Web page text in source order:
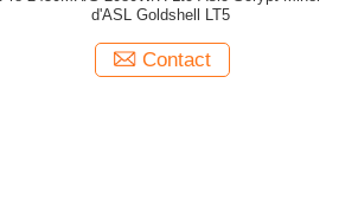
d'ASL Goldshell LT5
Contact